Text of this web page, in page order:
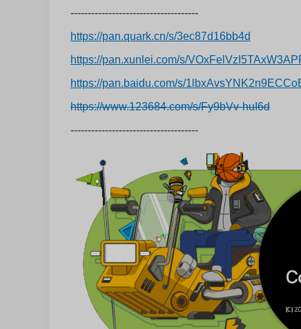
-------------------------------------
https://pan.quark.cn/s/3ec87d16bb4d
https://pan.xunlei.com/s/
https://pan.baidu.com/s/
https://www.123684.com/s/Fy9bVv-huI6d
-------------------------------------